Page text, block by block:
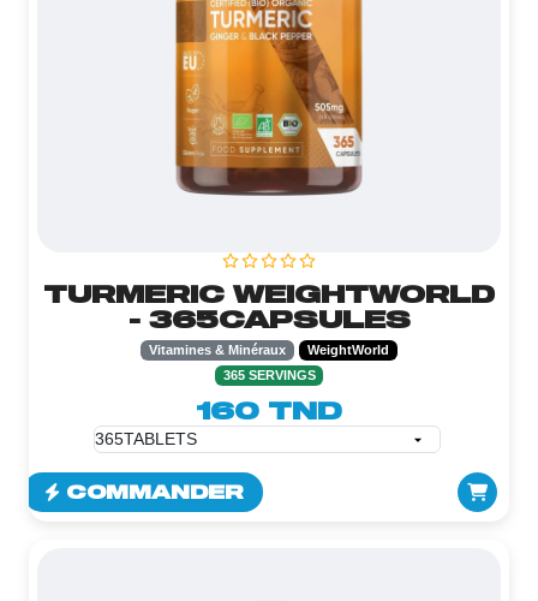
TURMERIC WEIGHTWORLD
- 365CAPSULES
Vitamines & Minéraux
WeightWorld
365 SERVINGS
160 TND
COMMANDER